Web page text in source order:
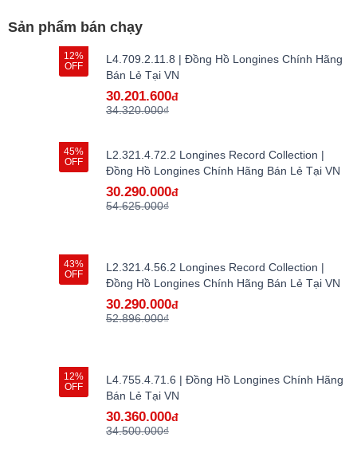
Sản phẩm bán chạy
12%
OFF
L4.709.2.11.8 | Đồng Hồ Longines Chính Hãng
Bán Lẻ Tại VN
30.201.600đ
34.320.000₫
45%
OFF
L2.321.4.72.2 Longines Record Collection |
Đồng Hồ Longines Chính Hãng Bán Lẻ Tại VN
30.290.000đ
54.625.000₫
43%
OFF
L2.321.4.56.2 Longines Record Collection |
Đồng Hồ Longines Chính Hãng Bán Lẻ Tại VN
30.290.000đ
52.896.000₫
12%
OFF
L4.755.4.71.6 | Đồng Hồ Longines Chính Hãng
Bán Lẻ Tại VN
30.360.000đ
34.500.000₫